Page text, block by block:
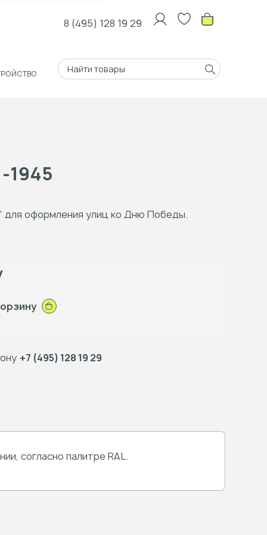
8 (495) 128 19 29
1945
для оформления улиц ко Дню Победы.
+7 (495) 128 19 29
согласно палитре RAL.